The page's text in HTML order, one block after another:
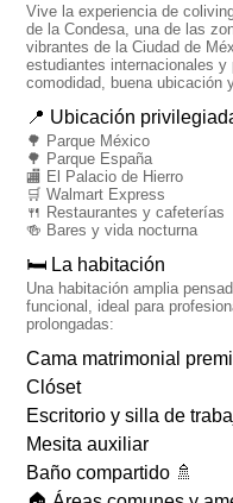
Vive la experiencia de
de la Condesa, una de las
vibrantes de la Ciudad de
estudiantes internacionales y
comodidad, buena ubicación
📍 Ubicación
🌳 Parque México
🌳 Parque España
🏬 El Palacio de Hierro
🛒 Walmart Express
🍴 Restaurantes y cafeterías
🍻 Bares y vida nocturna
🛏️ La habitación
Una habitación amplia
funcional, ideal para
prolongadas:
Cama matrimonial
Clóset
Escritorio y silla de
Mesita auxiliar
Baño compartido 🚿